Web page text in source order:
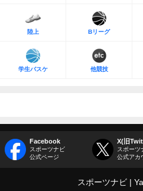
陸上 Bリーグ
学生バスケ 他競技
Facebook
スポーツナビ
公式ページ
X(旧
スポーツ
公式アカ
スポーツナビ